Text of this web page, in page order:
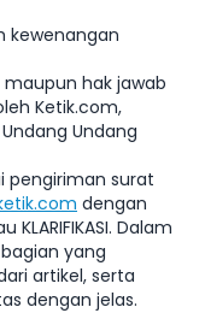
kewenangan
hak jawab
Ketik.com,
Undang
pengiriman surat
dengan
Dalam
yang
artikel, serta
dengan jelas.